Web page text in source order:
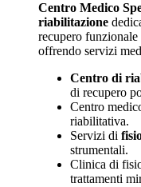
Centro Medico
riabilitazione
recupero
offrendo servizi
Centro di
di recupero
Centro
riabilitativa.
Servizi di
strumentali.
Clinica di
trattamenti